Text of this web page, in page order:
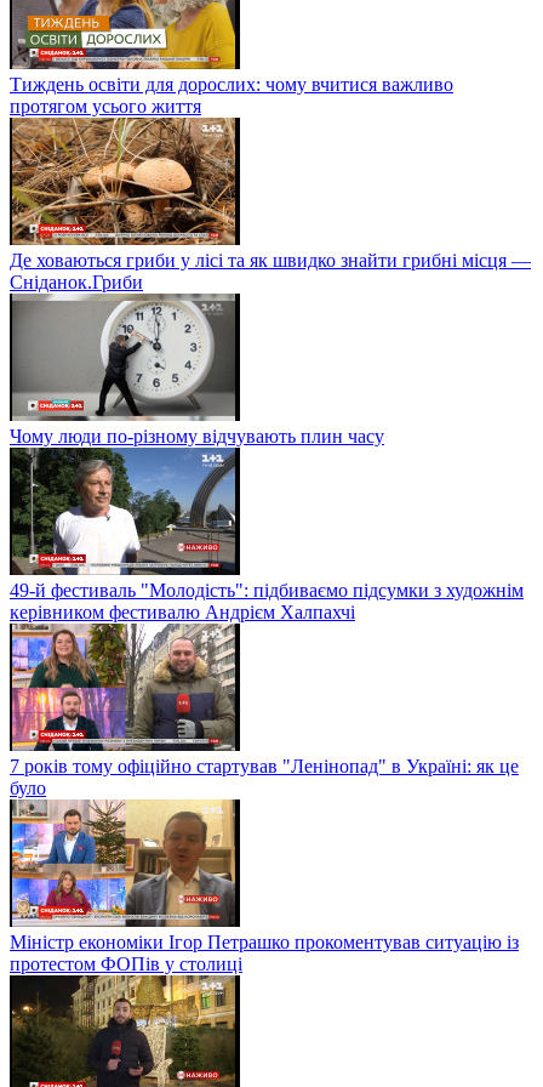
Тиждень освіти для дорослих: чому вчитися важливо
протягом усього життя
Де ховаються гриби у лісі та як швидко знайти грибні місця —
Сніданок.Гриби
Чому люди по-різному відчувають плин часу
49-й фестиваль "Молодість": підбиваємо підсумки з художнім
керівником фестивалю Андрієм Халпахчі
7 років тому офіційно стартував "Ленінопад" в Україні: як це
було
Міністр економіки Ігор Петрашко прокоментував ситуацію із
протестом ФОПів у столиці